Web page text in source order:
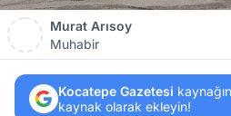
Murat Arısoy
Muhabir
Kocatepe Gazetesi
kaynak olarak ekleyin!